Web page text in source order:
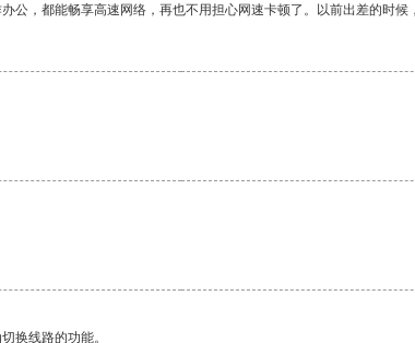
，都能畅享高速网络，再也不用担心网速卡顿了。以前出差的时
换线路的功能。